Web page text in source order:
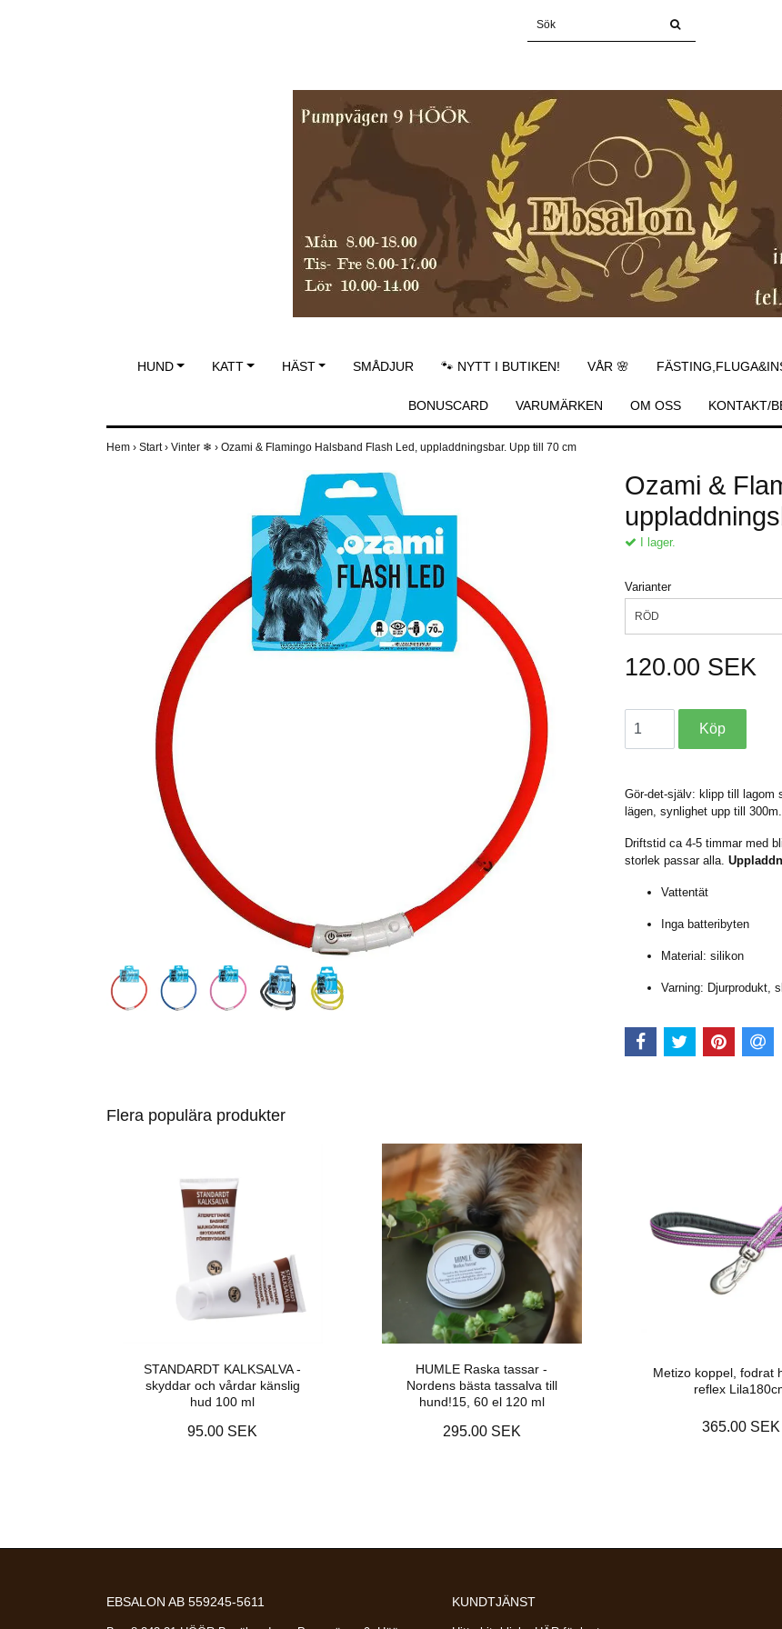
HUND KATT HÄST SMÅDJUR 🐾 NYTT I BUTIKEN! VÅR 🌸
BONUSCARD VARUMÄRKEN OM OSS KONTAKT/
Hem › Start› Vinter ❄ › Ozami & Flamingo Halsband Flash Led, uppladdningsbar. Upp till 70 cm
Ozami &
I lager.
Varianter
RÖD
120.00 SEK
Gör-det-själv: klipp till lagom
lägen, synlighet upp till 300m.
Driftstid ca 4-5 timmar med
storlek passar alla.
Vattentät
Inga batteribyten
Material: silikon
Varning: Djurprodukt,
Flera populära produkter
STANDARDT KALKSALVA -
skyddar och vårdar känslig
hud 100 ml
95.00 SEK
HUMLE Raska tassar -
Nordens bästa tassalva till
hund!15, 60 el 120 ml
295.00 SEK
Metizo koppel, fodrat
reflex
365.00 SEK
EBSALON AB 559245-5611 KUNDTJÄNST